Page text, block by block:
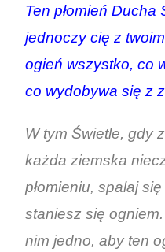
Ten płomień Ducha
jednoczy cię z
ogień wszystko, co
co wydobywa się z
W tym Świetle, gdy
każda ziemska
płomieniu, spalaj
staniesz się
nim jedno, aby ten